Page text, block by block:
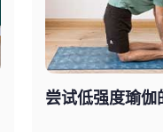
尝试低强度瑜伽